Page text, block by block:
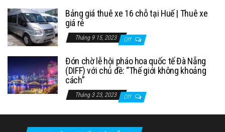
Bảng giá thuê xe 16 chỗ tại Huế | Thuê xe
giá rẻ
Tháng 9 15, 2023 Off
Đón chờ lễ hội pháo hoa quốc tế Đà Nẵng
(DIFF) với chủ đề: “Thế giới không khoảng
cách”
Tháng 3 23, 2023 Off